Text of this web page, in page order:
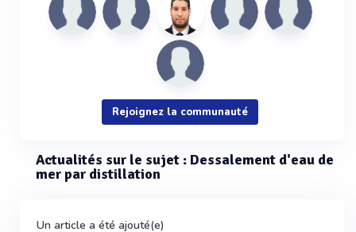
Rejoignez la communauté
Actualités sur le sujet : Dessalement d'eau de
mer par distillation
Un article a été ajouté(e)